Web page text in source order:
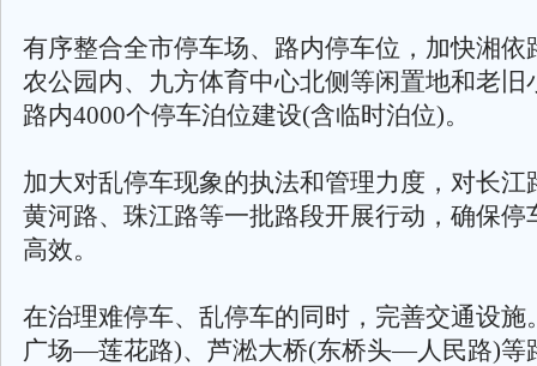
有序整合全市停车场、路内停车位，加快湘依
农公园内、九方体育中心北侧等闲置地和老旧
路内4000个停车泊位建设(含临时泊位)。
加大对乱停车现象的执法和管理力度，对长江
黄河路、珠江路等一批路段开展行动，确保停
高效。
在治理难停车、乱停车的同时，完善交通设施
广场—莲花路)、芦淞大桥(东桥头—人民路)等